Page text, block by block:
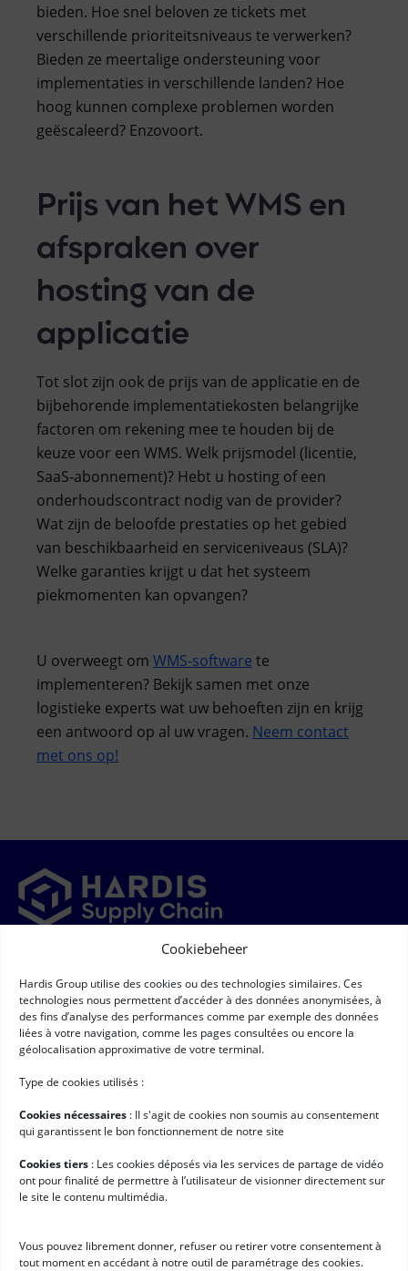
Cookiebeheer
Hardis Group utilise des cookies ou des technologies similaires. Ces
technologies nous permettent d’accéder à des données anonymisées, à
des fins d’analyse des performances comme par exemple des données
liées à votre navigation, comme les pages consultées ou encore la
géolocalisation approximative de votre terminal.
Type de cookies utilisés :
Cookies nécessaires : II s'agit de cookies non soumis au consentement
qui garantissent le bon fonctionnement de notre site
Cookies tiers : Les cookies déposés via les services de partage de vidéo
ont pour finalité de permettre à l’utilisateur de visionner directement sur
le site le contenu multimédia.
Vous pouvez librement donner, refuser ou retirer votre consentement à
tout moment en accédant à notre outil de paramétrage des cookies.
bieden. Hoe snel beloven ze tickets met
verschillende prioriteitsniveaus te verwerken?
Bieden ze meertalige ondersteuning voor
implementaties in verschillende landen? Hoe
hoog kunnen complexe problemen worden
geëscaleerd? Enzovoort.
Prijs van het WMS en
afspraken over
hosting van de
applicatie
Tot slot zijn ook de prijs van de applicatie en de
bijbehorende implementatiekosten belangrijke
factoren om rekening mee te houden bij de
keuze voor een WMS. Welk prijsmodel (licentie,
SaaS-abonnement)? Hebt u hosting of een
onderhoudscontract nodig van de provider?
Wat zijn de beloofde prestaties op het gebied
van beschikbaarheid en serviceniveaus (SLA)?
Welke garanties krijgt u dat het systeem
piekmomenten kan opvangen?
U overweegt om WMS-software te
implementeren? Bekijk samen met onze
logistieke experts wat uw behoeften zijn en krijg
een antwoord op al uw vragen. Neem contact
met ons op!
Newsletter(Required)
RGPD(Required)
Ik ga ermee akkoord dat mijn persoonsgegevens worden
verzameld en verwerkt volgens de voorwaarden die staan
beschreven onder
"Bescherming van persoonsgegevens"*
Handige links
Services voor Hardis
Nieuws
Aan de slag met Hardis